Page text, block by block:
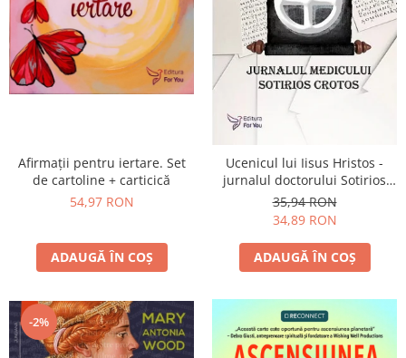
Afirmații pentru iertare. Set
de cartoline + carticică
54,97 RON
ADAUGĂ ÎN COȘ
Ucenicul lui Iisus Hristos -
jurnalul doctorului Sotirios
Crotos
35,94 RON
34,89 RON
ADAUGĂ ÎN COȘ
-2%